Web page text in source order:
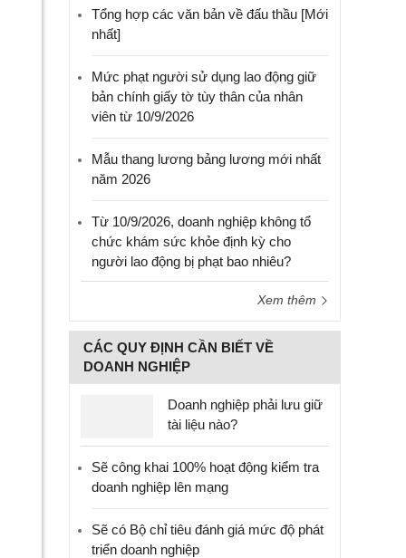
Tổng hợp các văn bản về đấu thầu [Mới
nhất]
Mức phạt người sử dụng lao động giữ
bản chính giấy tờ tùy thân của nhân
viên từ 10/9/2026
Mẫu thang lương bảng lương mới nhất
năm 2026
Từ 10/9/2026, doanh nghiệp không tổ
chức khám sức khỏe định kỳ cho
người lao động bị phạt bao nhiêu?
Xem thêm
CÁC QUY ĐỊNH CẦN BIẾT VỀ
DOANH NGHIỆP
Doanh nghiệp phải lưu giữ
tài liệu nào?
Sẽ công khai 100% hoạt động kiểm tra
doanh nghiệp lên mạng
Sẽ có Bộ chỉ tiêu đánh giá mức độ phát
triển doanh nghiệp